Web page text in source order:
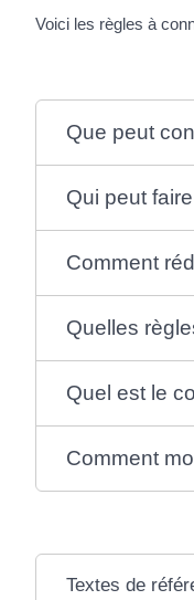
Voici les règles à
Que peut
Qui peut
Comment
Quelles
Quel est le
Comment
Textes de